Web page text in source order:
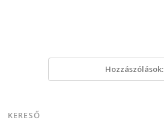
Hozzászólások:
KERESŐ